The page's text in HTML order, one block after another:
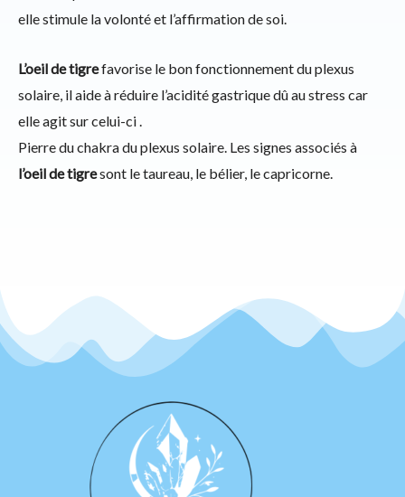
elle stimule la volonté et l’affirmation de soi.
L’oeil de tigrefavorise le bon fonctionnement du plexus
solaire, il aide à réduire l’acidité gastrique dû au stress car
elle agit sur celui-ci .
Pierre du chakra du plexus solaire. Les signes associés à
l’oeil de tigresont le taureau, le bélier, le capricorne.